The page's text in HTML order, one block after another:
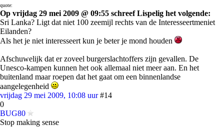
quote:
Op vrijdag 29 mei 2009 @ 09:55 schreef Lispelig het volgende:
Sri Lanka? Ligt dat niet 100 zeemijl rechts van de Interesseertmeniet
Eilanden?
Als het je niet interesseert kun je beter je mond houden
Afschuwelijk dat er zoveel burgerslachtoffers zijn gevallen. De
Unesco-kampen kunnen het ook allemaal niet meer aan. En het
buitenland maar roepen dat het gaat om een binnenlandse
aangelegenheid
vrijdag 29 mei 2009, 10:08 uur #14
0
BUG80
Stop making sense